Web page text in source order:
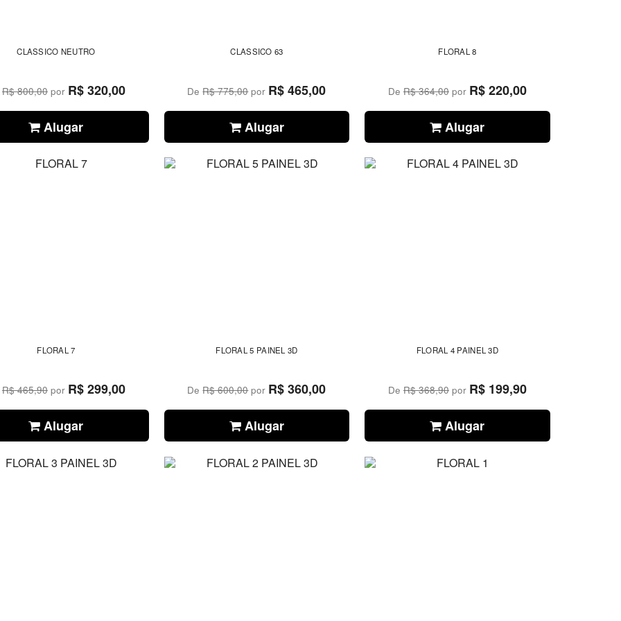
CLASSICO NEUTRO
R$ 800,00por R$ 320,00
Alugar
CLASSICO 63
DeR$ 775,00por R$ 465,00
Alugar
FLORAL 8
De R$ 364,00por R$ 220,00
Alugar
FLORAL 7
R$ 465,90por R$ 299,00
Alugar
FLORAL 5 PAINEL 3D
DeR$ 600,00por R$ 360,00
Alugar
FLORAL 4 PAINEL 3D
De R$ 368,90por R$ 199,90
Alugar